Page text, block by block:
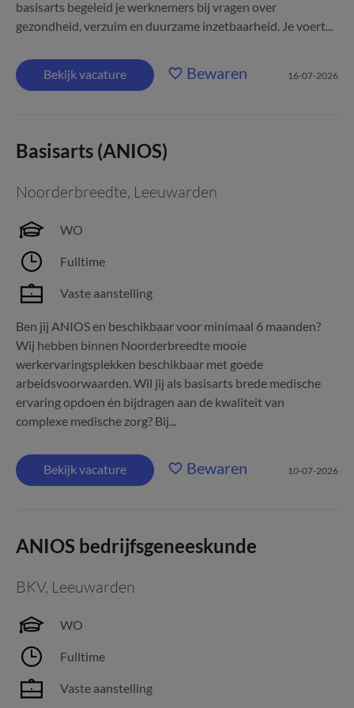
basisarts begeleid je werknemers bij vragen over
gezondheid, verzuim en duurzame inzetbaarheid. Je voert...
Bekijk vacature Bewaren 16-07-2026
Basisarts (ANIOS)
Noorderbreedte, Leeuwarden
WO
Fulltime
Vaste aanstelling
Ben jij ANIOS en beschikbaar voor minimaal 6 maanden?
Wij hebben binnen Noorderbreedte mooie
werkervaringsplekken beschikbaar met goede
arbeidsvoorwaarden. Wil jij als basisarts brede medische
ervaring opdoen én bijdragen aan de kwaliteit van
complexe medische zorg? Bij...
Bekijk vacature Bewaren 10-07-2026
ANIOS bedrijfsgeneeskunde
BKV, Leeuwarden
WO
Fulltime
Vaste aanstelling